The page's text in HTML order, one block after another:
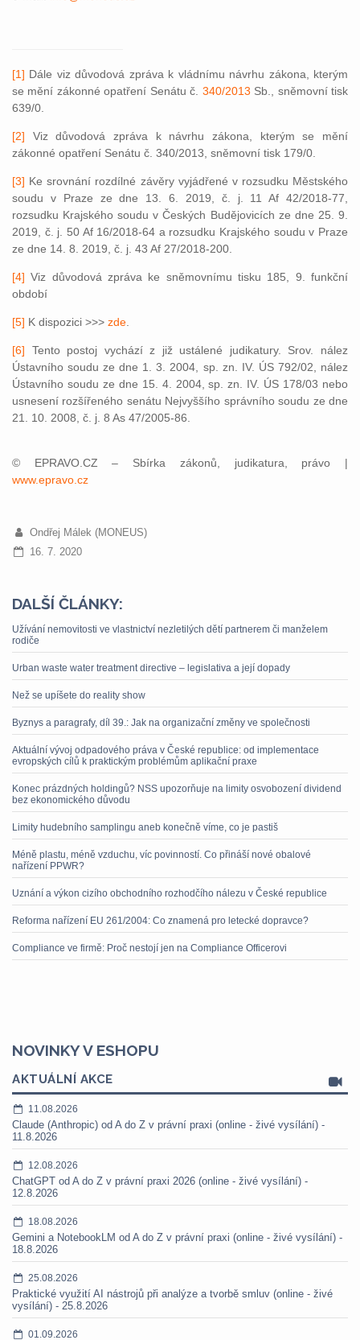
[1] Dále viz důvodová zpráva k vládnímu návrhu zákona, kterým
se mění zákonné opatření Senátu č. 340/2013 Sb., sněmovní tisk
639/0.
[2] Viz důvodová zpráva k návrhu zákona, kterým se mění
zákonné opatření Senátu č. 340/2013, sněmovní tisk 179/0.
[3] Ke srovnání rozdílné závěry vyjádřené v rozsudku Městského
soudu v Praze ze dne 13. 6. 2019, č. j. 11 Af 42/2018-77,
rozsudku Krajského soudu v Českých Budějovicích ze dne 25. 9.
2019, č. j. 50 Af 16/2018-64 a rozsudku Krajského soudu v Praze
ze dne 14. 8. 2019, č. j. 43 Af 27/2018-200.
[4] Viz důvodová zpráva ke sněmovnímu tisku 185, 9. funkční
období
[5] K dispozici >>> zde.
[6] Tento postoj vychází z již ustálené judikatury. Srov. nález
Ústavního soudu ze dne 1. 3. 2004, sp. zn. IV. ÚS 792/02, nález
Ústavního soudu ze dne 15. 4. 2004, sp. zn. IV. ÚS 178/03 nebo
usnesení rozšířeného senátu Nejvyššího správního soudu ze dne
21. 10. 2008, č. j. 8 As 47/2005-86.
© EPRAVO.CZ – Sbírka zákonů, judikatura, právo |
www.epravo.cz
Ondřej Málek (MONEUS)
16. 7. 2020
DALŠÍ ČLÁNKY:
Užívání nemovitosti ve vlastnictví nezletilých dětí partnerem či manželem
rodiče
Urban waste water treatment directive – legislativa a její dopady
Než se upíšete do reality show
Byznys a paragrafy, díl 39.: Jak na organizační změny ve společnosti
Aktuální vývoj odpadového práva v České republice: od implementace
evropských cílů k praktickým problémům aplikační praxe
Konec prázdných holdingů? NSS upozorňuje na limity osvobození dividend
bez ekonomického důvodu
Limity hudebního samplingu aneb konečně víme, co je pastiš
Méně plastu, méně vzduchu, víc povinností. Co přináší nové obalové
nařízení PPWR?
Uznání a výkon cizího obchodního rozhodčího nálezu v České republice
Reforma nařízení EU 261/2004: Co znamená pro letecké dopravce?
Compliance ve firmě: Proč nestojí jen na Compliance Officerovi
NOVINKY V ESHOPU
AKTUÁLNÍ AKCE
11.08.2026
Claude (Anthropic) od A do Z v právní praxi (online - živé vysílání) -
11.8.2026
12.08.2026
ChatGPT od A do Z v právní praxi 2026 (online - živé vysílání) -
12.8.2026
18.08.2026
Gemini a NotebookLM od A do Z v právní praxi (online - živé vysílání) -
18.8.2026
25.08.2026
Praktické využití AI nástrojů při analýze a tvorbě smluv (online - živé
vysílání) - 25.8.2026
01.09.2026